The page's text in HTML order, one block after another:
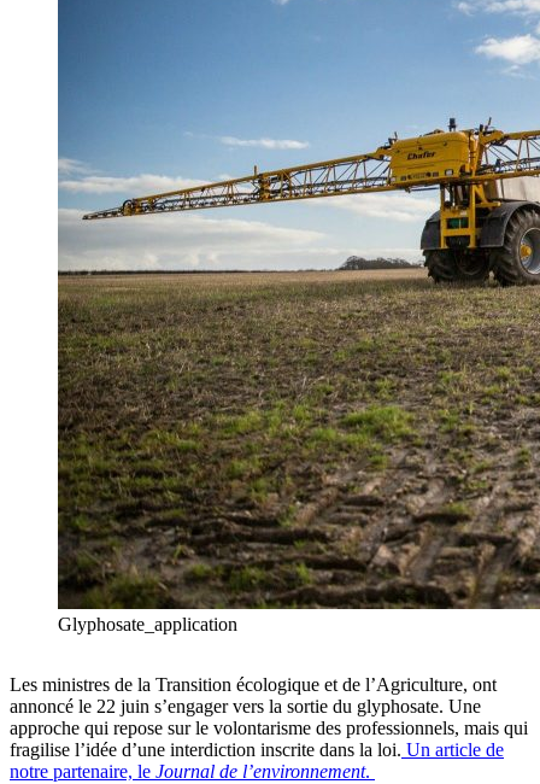
Glyphosate_application
Les ministres de la Transition écologique et de l’Agriculture, ont
annoncé le 22 juin s’engager vers la sortie du glyphosate. Une
approche qui repose sur le volontarisme des professionnels, mais qui
fragilise l’idée d’une interdiction inscrite dans la loi. Un article de
notre partenaire, le Journal de l’environnement.